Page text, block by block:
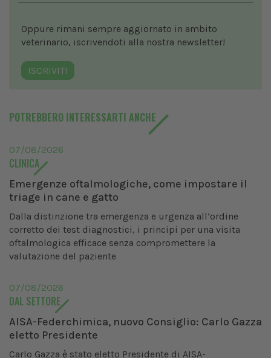
Oppure rimani sempre aggiornato in ambito
veterinario, iscrivendoti alla nostra newsletter!
ISCRIVITI
POTREBBERO INTERESSARTI ANCHE
07/08/2026
CLINICA
Emergenze oftalmologiche, come impostare il
triage in cane e gatto
Dalla distinzione tra emergenza e urgenza all’ordine
corretto dei test diagnostici, i principi per una visita
oftalmologica efficace senza compromettere la
valutazione del paziente
07/08/2026
DAL SETTORE
AISA-Federchimica, nuovo Consiglio: Carlo Gazza
eletto Presidente
Carlo Gazza è stato eletto Presidente di AISA-